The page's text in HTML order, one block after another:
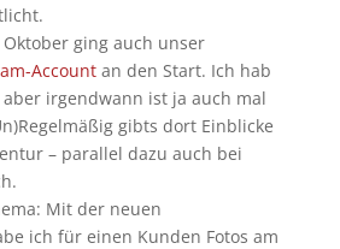
ging auch unser
Accountan den Start. Ich hab
irgendwann ist ja auch mal
gibts dort Einblicke
– parallel dazu auch bei
Mit der neuen
ich für einen Kunden Fotos am